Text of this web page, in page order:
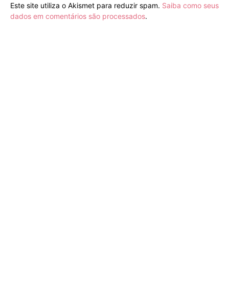
Este site utiliza o Akismet para reduzir spam. Saiba como seus
dados em comentários são processados.